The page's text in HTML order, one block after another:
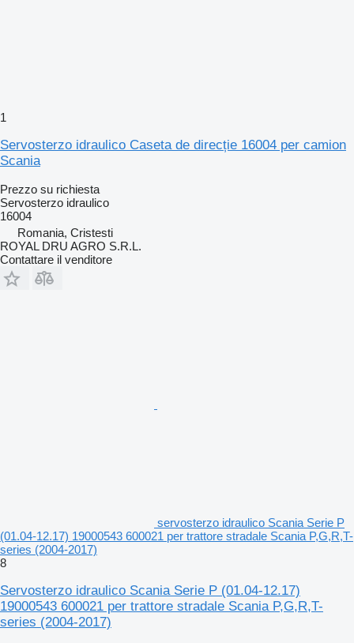
1
Servosterzo idraulico Caseta de direcție 16004 per camion
Scania
Prezzo su richiesta
Servosterzo idraulico
16004
Romania, Cristesti
ROYAL DRU AGRO S.R.L.
Contattare il venditore
servosterzo idraulico Scania Serie P
(01.04-12.17) 19000543 600021 per trattore stradale Scania P,G,R,T-
series (2004-2017)
8
Servosterzo idraulico Scania Serie P (01.04-12.17)
19000543 600021 per trattore stradale Scania P,G,R,T-
series (2004-2017)